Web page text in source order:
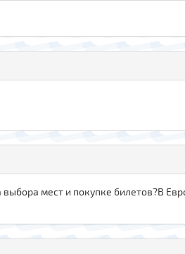
мест и покупке билетов?В